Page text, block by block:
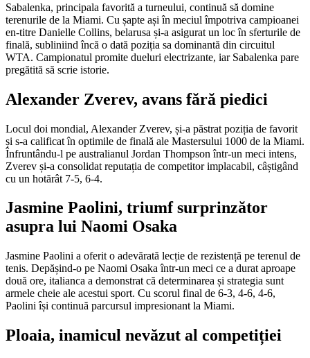
Sabalenka, principala favorită a turneului, continuă să domine
terenurile de la Miami. Cu șapte ași în meciul împotriva campioanei
en-titre Danielle Collins, belarusa și-a asigurat un loc în sferturile de
finală, subliniind încă o dată poziția sa dominantă din circuitul
WTA. Campionatul promite dueluri electrizante, iar Sabalenka pare
pregătită să scrie istorie.
Alexander Zverev, avans fără piedici
Locul doi mondial, Alexander Zverev, și-a păstrat poziția de favorit
și s-a calificat în optimile de finală ale Mastersului 1000 de la Miami.
Înfruntându-l pe australianul Jordan Thompson într-un meci intens,
Zverev și-a consolidat reputația de competitor implacabil, câștigând
cu un hotărât 7-5, 6-4.
Jasmine Paolini, triumf surprinzător
asupra lui Naomi Osaka
Jasmine Paolini a oferit o adevărată lecție de rezistență pe terenul de
tenis. Depășind-o pe Naomi Osaka într-un meci ce a durat aproape
două ore, italianca a demonstrat că determinarea și strategia sunt
armele cheie ale acestui sport. Cu scorul final de 6-3, 4-6, 4-6,
Paolini își continuă parcursul impresionant la Miami.
Ploaia, inamicul nevăzut al competiției